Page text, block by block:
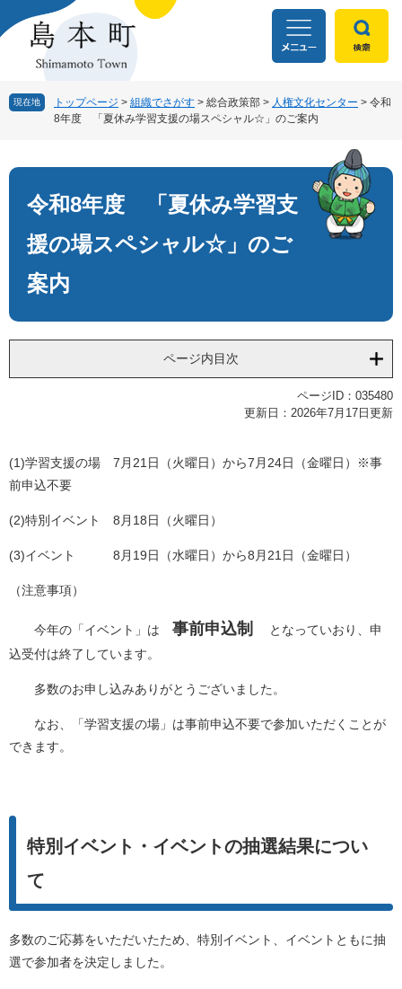
ー
ニ
本
現在地 トップページ > 組織でさがす > 総合政策部 > 人権文化センター > 令和
8年度 「夏休み学習支援の場スペシャル☆」のご案内
文
令和8年度 「夏休み学習支
援の場スペシャル☆」のご
案内
ページ内目次
ページID：035480
更新日：2026年7月17日更新
(1)学習支援の場 7月21日（火曜日）から7月24日（金曜日）※事
前申込不要
(2)特別イベント 8月18日（火曜日）
(3)イベント 8月19日（水曜日）から8月21日（金曜日）
（注意事項）
今年の「イベント」は 事前申込制
となっていおり、申
込受付は終了しています。
多数のお申し込みありがとうございました。
なお、「学習支援の場」は事前申込不要で参加いただくことが
できます。
特別イベント・イベントの抽選結果につい
て
多数のご応募をいただいたため、特別イベント、イベントともに抽
選で参加者を決定しました。